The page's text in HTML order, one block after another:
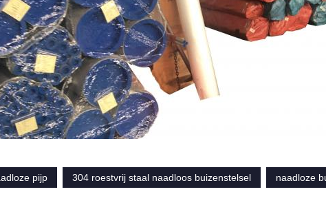
pijp
304 roestvrij staal naadloos buizenstelsel naadloze